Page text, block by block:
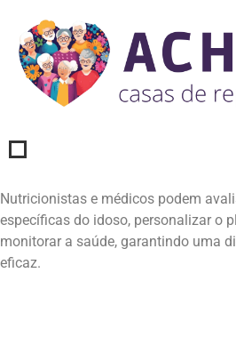
Nutricionistas e médicos podem
específicas do idoso, personalizar o
monitorar a saúde, garantindo uma
eficaz.